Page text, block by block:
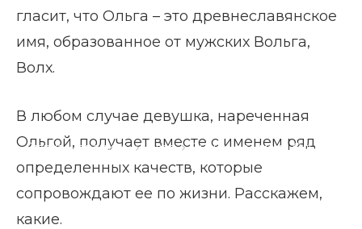
Главная страница Блог Значение имени Ольга
гласит, что Ольга – это древнеславянское
имя, образованное от мужских Вольга,
Волх.
В любом случае девушка, нареченная
Ольгой, получает вместе с именем ряд
определенных качеств, которые
сопровождают ее по жизни. Расскажем,
какие.